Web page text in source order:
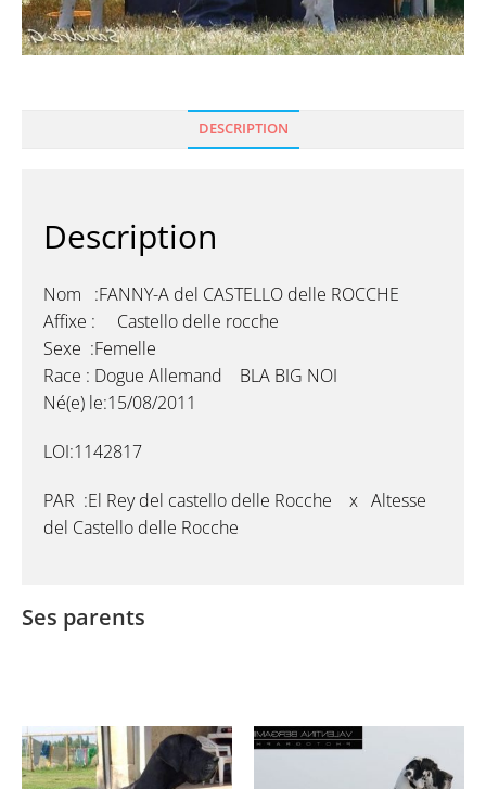
DESCRIPTION
Description
Nom :FANNY-A del CASTELLO delle ROCCHE
Affixe : Castello delle rocche
Sexe :Femelle
Race : Dogue Allemand BLA BIG NOI
Né(e) le:15/08/2011
LOI:1142817
PAR :El Rey del castello delle Rocche x Altesse
del Castello delle Rocche
Ses parents